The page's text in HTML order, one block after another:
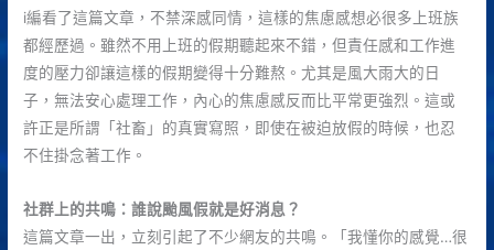
i編看了這篇文章，不禁深感同情，這樣的焦慮感想必很多上班族
都經歷過。雖然不用上班的假期聽起來不錯，但責任感和工作進
度的壓力卻讓這樣的假期變得十分難熬。尤其是風大雨大的日
子，無法安心處理工作，內心的焦慮感反而比平常更強烈。這或
許正是所謂「社畜」的真實寫照，即使在被迫放假的時候，也忍
不住掛念著工作。
社群上的共鳴：誰說颱風假就是好消息？
這篇文章一出，立刻引起了不少網友的共鳴。「我懂你的感覺…很